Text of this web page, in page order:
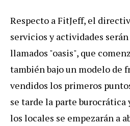
Respecto a FitJeff, el
servicios y actividades
llamados "oasis", que
también bajo un modelo de
vendidos los primeros
se tarde la parte burocrática
los locales se empezarán a